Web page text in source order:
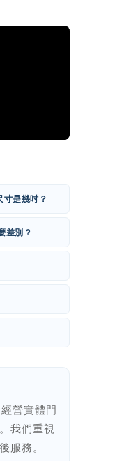
是幾吋？
差別？
營實體門
我們重視
服務。